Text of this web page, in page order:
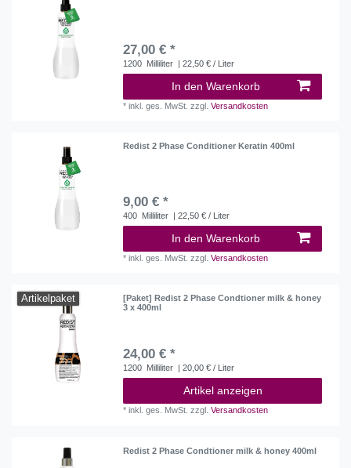
27,00 € *
1200 Milliliter | 22,50 € / Liter
In den Warenkorb
*inkl. ges. MwSt. zzgl.Versandkosten
Redist 2 Phase Conditioner Keratin 400ml
9,00 € *
400 Milliliter | 22,50 € / Liter
In den Warenkorb
*inkl. ges. MwSt. zzgl.Versandkosten
Artikelpaket
[Paket] Redist 2 Phase Condtioner milk & honey
3 x 400ml
24,00 € *
1200 Milliliter | 20,00 € / Liter
Artikel anzeigen
*inkl. ges. MwSt. zzgl.Versandkosten
Redist 2 Phase Condtioner milk & honey 400ml